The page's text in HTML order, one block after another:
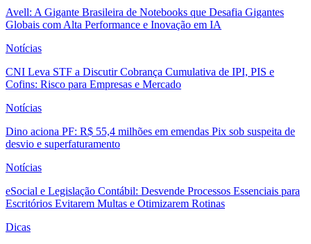
Avell: A Gigante Brasileira de Notebooks que Desafia Gigantes
Globais com Alta Performance e Inovação em IA
Notícias
CNI Leva STF a Discutir Cobrança Cumulativa de IPI, PIS e
Cofins: Risco para Empresas e Mercado
Notícias
Dino aciona PF: R$ 55,4 milhões em emendas Pix sob suspeita de
desvio e superfaturamento
Notícias
eSocial e Legislação Contábil: Desvende Processos Essenciais para
Escritórios Evitarem Multas e Otimizarem Rotinas
Dicas